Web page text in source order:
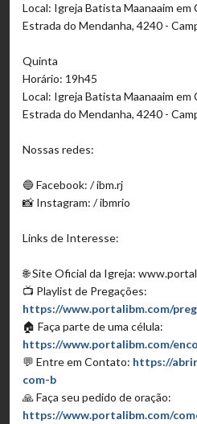
Local: Igreja Batista Maanaaim em
Estrada do Mendanha, 4240 -
Quinta
Horário: 19h45
Local: Igreja Batista Maanaaim em
Estrada do Mendanha, 4240 -
Nossas redes:
🔵 Facebook: / ibm.rj
📸 Instagram: / ibmrio
Links de Interesse:
🌐 Site Oficial da Igreja:
📺 Playlist de Pregações:
https://www.portalibm.com/
🏠 Faça parte de uma célula:
https://www.portalibm.com/
💬 Entre em Contato: https://
com-b
🙏 Faça seu pedido de oração:
https://www.portalibm.com/